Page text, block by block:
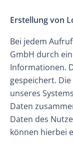
Erstellung von
Bei jedem
GmbH durch
Informationen.
gespeichert.
unseres
Daten
Daten des
können hierbei